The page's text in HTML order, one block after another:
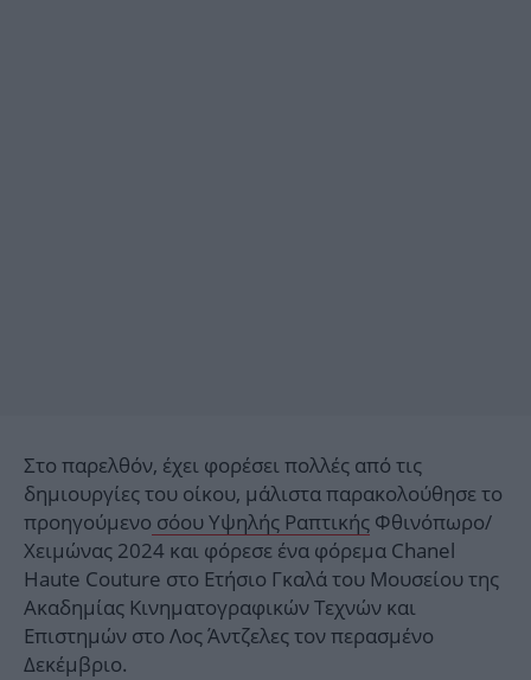
Στο παρελθόν, έχει φορέσει πολλές από τις
δημιουργίες του οίκου, μάλιστα παρακολούθησε το
προηγούμενο σόου Υψηλής Ραπτικής Φθινόπωρο/
Χειμώνας 2024 και φόρεσε ένα φόρεμα Chanel
Haute Couture στο Ετήσιο Γκαλά του Μουσείου της
Ακαδημίας Κινηματογραφικών Τεχνών και
Επιστημών στο Λος Άντζελες τον περασμένο
Δεκέμβριο.